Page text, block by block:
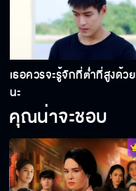
เธอควรจะรู้จักที่ต่ำที่สูงด้วย
นะ
คุณน่าจะชอบ